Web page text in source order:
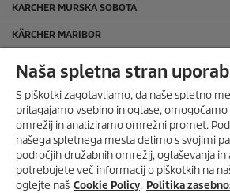
KARCHER MURSKA SOBOTA
KÄRCHER MARIBOR
Iskanje trgovcev
Garancijski list
Servisi v Sloveniji
Navodila za uporabo
Odgovori na pogosta vprašanja
Naša spletna stran
S piškotki zagotavljamo, da naše spletno
prilagajamo vsebino in oglase,
omrežij in analiziramo omrežni promet.
našega spletnega mesta delimo s svojimi
področjih družabnih omrežij, oglaševanja in
potrebujete več informacij o piškotkih na
oglejte naš Cookie Policy. Politika